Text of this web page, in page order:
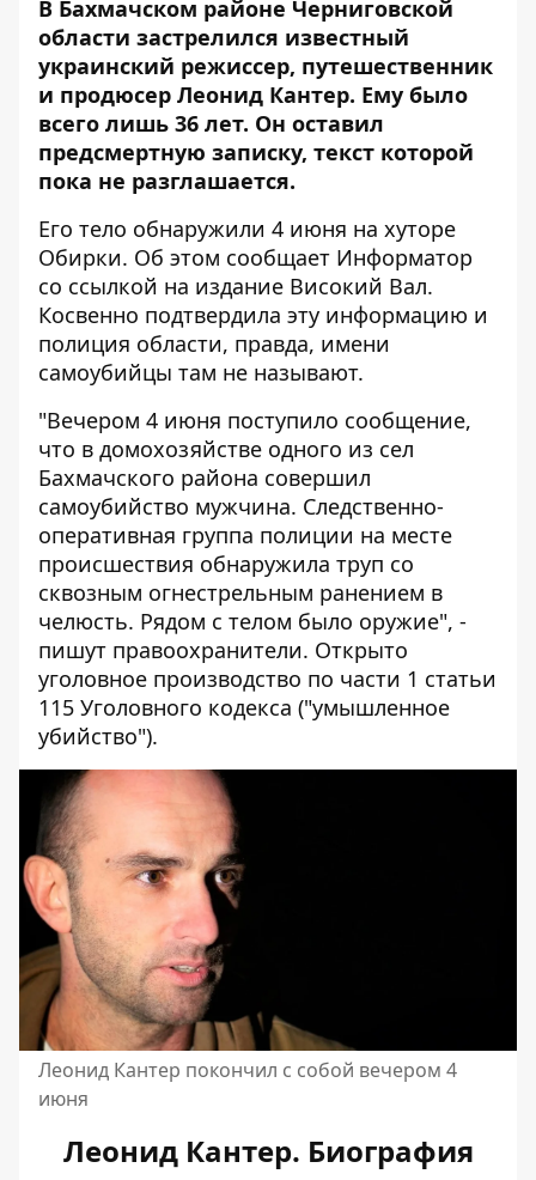
В Бахмачском районе Черниговской
области застрелился известный
украинский режиссер, путешественник
и продюсер Леонид Кантер. Ему было
всего лишь 36 лет. Он оставил
предсмертную записку, текст которой
пока не разглашается.
Его тело обнаружили 4 июня на хуторе
Обирки. Об этом сообщает Информатор
со ссылкой на издание Високий Вал.
Косвенно подтвердила эту информацию и
полиция области, правда, имени
самоубийцы там не называют.
"Вечером 4 июня поступило сообщение,
что в домохозяйстве одного из сел
Бахмачского района совершил
самоубийство мужчина. Следственно-
оперативная группа полиции на месте
происшествия обнаружила труп со
сквозным огнестрельным ранением в
челюсть. Рядом с телом было оружие", -
пишут правоохранители. Открыто
уголовное производство по части 1 статьи
115 Уголовного кодекса ("умышленное
убийство").
Леонид Кантер покончил с собой вечером 4
июня
Леонид Кантер. Биография